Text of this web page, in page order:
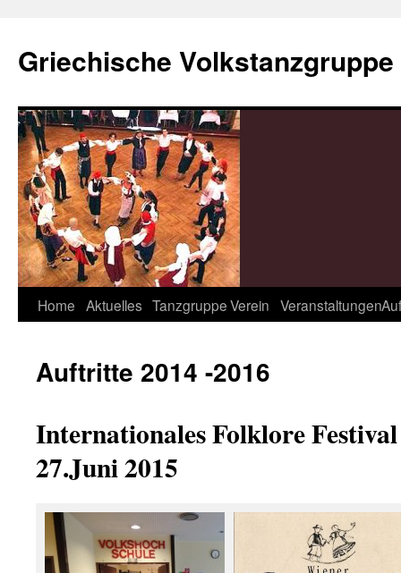
springen
Griechische
Home Aktuelles TanzgruppeVerein Veranstaltungen
Auftritte 2014 -2016
Internationales Folklore
27.Juni 2015